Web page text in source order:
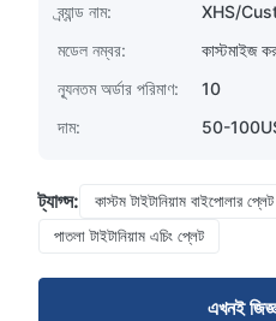
ব্র্যান্ড নাম:
XHS/
মডেল নম্বর:
কাস্টমাইজ
ন্যূনতম অর্ডার পরিমাণ:
10
দাম:
50-
ট্যাগ্স: কাস্টম টাইটানিয়াম বাইপোলার প্লেট
পাতলা টাইটানিয়াম এচিং প্লেট
এখনই